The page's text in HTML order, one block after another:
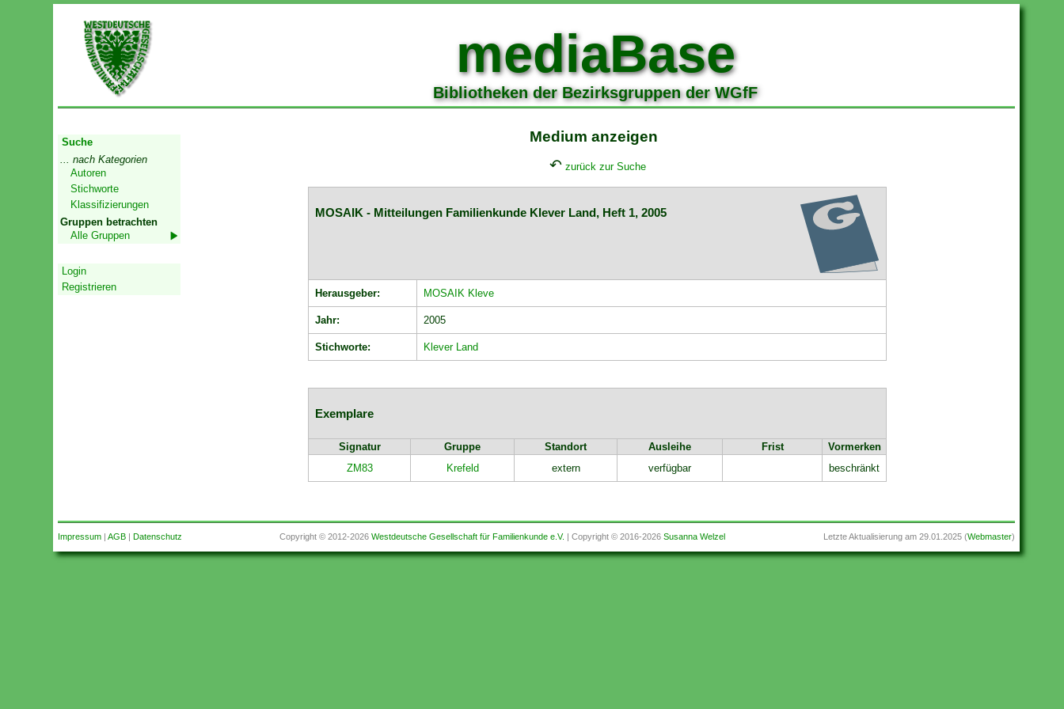
mediaBase
Bibliotheken der Bezirksgruppen der WGfF
Suche
... nach Kategorien
Autoren
Stichworte
Klassifizierungen
Gruppen betrachten
Alle Gruppen
Login
Registrieren
Medium anzeigen
↶ zurück zur Suche
MOSAIK - Mitteilungen Familienkunde Klever Land, Heft 1, 2005
Herausgeber: MOSAIK Kleve
Jahr: 2005
Stichworte: Klever Land
Exemplare
Signatur Gruppe Standort Ausleihe Frist
Vormerken
ZM83
Krefeld extern verfügbar beschränkt
Impressum| AGB| Datenschutz Letzte Aktualisierung am29.01.2025(Webmaster)
Copyright © 2012-2026Westdeutsche Gesellschaft für Familienkunde e.V. | Copyright © 2016-2026Susanna Welzel